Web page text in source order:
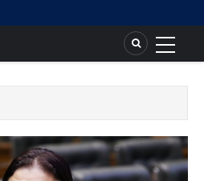
digitais contra menores
e iFood facilitam financiamento